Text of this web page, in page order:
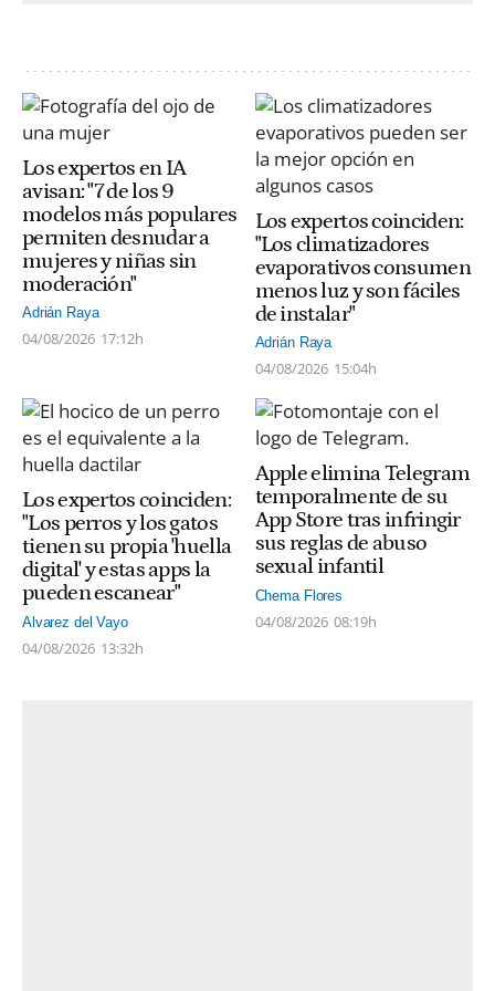
Los expertos en IA
avisan: "7 de los 9
modelos más populares
permiten desnudar a
mujeres y niñas sin
moderación"
Adrián Raya
04/08/2026 17:12h
Los expertos coinciden:
"Los climatizadores
evaporativos consumen
menos luz y son fáciles
de instalar"
Adrián Raya
04/08/2026 15:04h
Los expertos coinciden:
"Los perros y los gatos
tienen su propia 'huella
digital' y estas apps la
pueden escanear"
Alvarez del Vayo
04/08/2026 13:32h
Apple elimina Telegram
temporalmente de su
App Store tras infringir
sus reglas de abuso
sexual infantil
Chema Flores
04/08/2026 08:19h